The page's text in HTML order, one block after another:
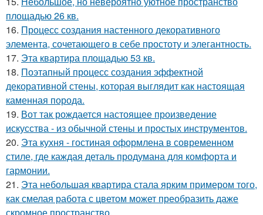
площадью 26 кв.
16. Процесс создания настенного декоративного
элемента, сочетающего в себе простоту и элегантность.
17. Эта квартира площадью 53 кв.
18. Поэтапный процесс создания эффектной
декоративной стены, которая выглядит как настоящая
каменная порода.
19. Вот так рождается настоящее произведение
искусства - из обычной стены и простых инструментов.
20. Эта кухня - гостиная оформлена в современном
стиле, где каждая деталь продумана для комфорта и
гармонии.
21. Эта небольшая квартира стала ярким примером того,
как смелая работа с цветом может преобразить даже